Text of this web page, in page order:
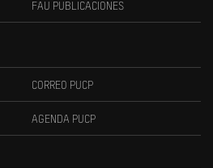
FAU PUBLICACIONES
CORREO PUCP
AGENDA PUCP